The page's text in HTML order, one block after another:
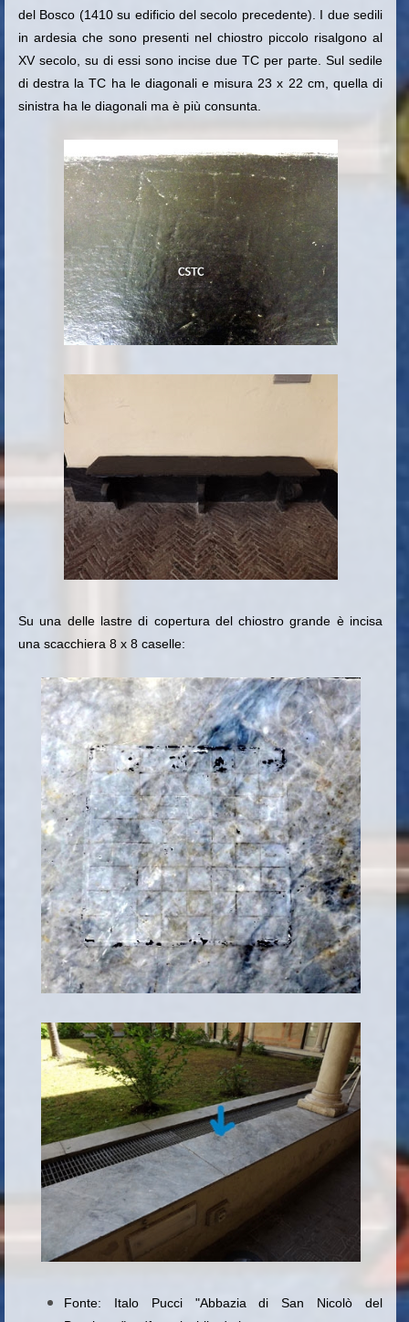
del Bosco (1410 su edificio del secolo precedente). I due sedili
in ardesia che sono presenti nel chiostro piccolo risalgono al
XV secolo, su di essi sono incise due TC per parte. Sul sedile
di destra la TC ha le diagonali e misura 23 x 22 cm, quella di
sinistra ha le diagonali ma è più consunta.
Su una delle lastre di copertura del chiostro grande è incisa
una scacchiera 8 x 8 caselle:
Fonte: Italo Pucci "Abbazia di San Nicolò del